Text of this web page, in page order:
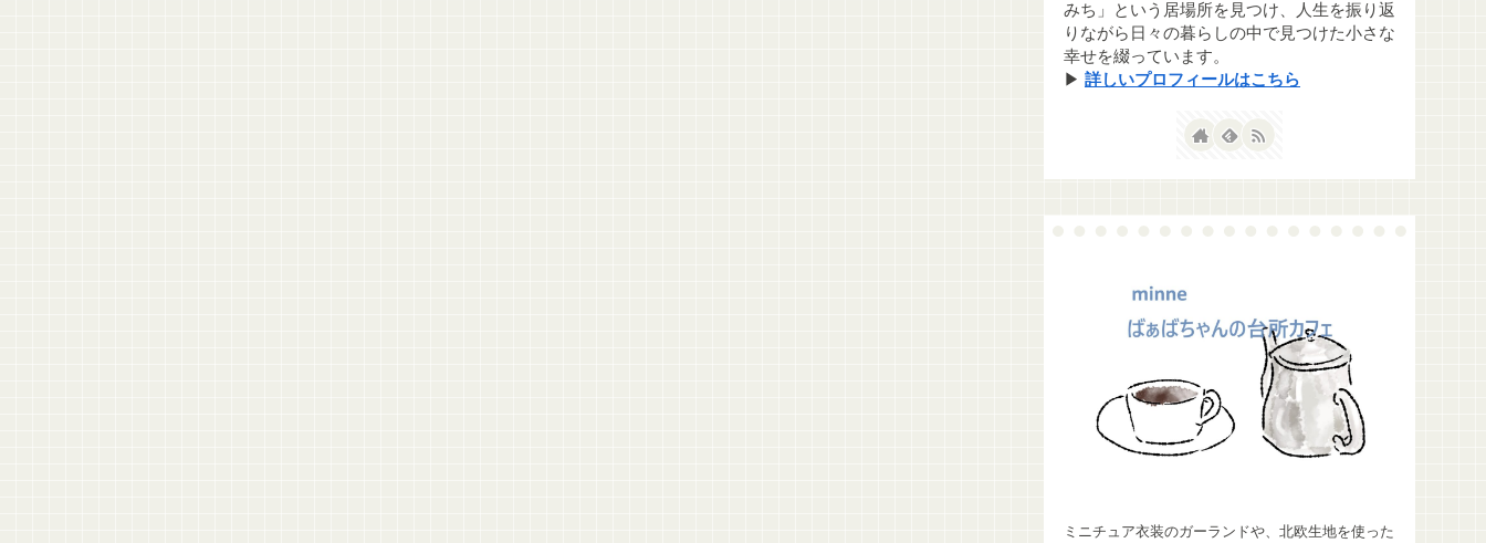
みち」という居場所を見つけ、人生を振り返
りながら日々の暮らしの中で見つけた小さな
幸せを綴っています。
▶ 詳しいプロフィールはこちら
ミニチュア衣装のガーランドや、北欧生地を使った